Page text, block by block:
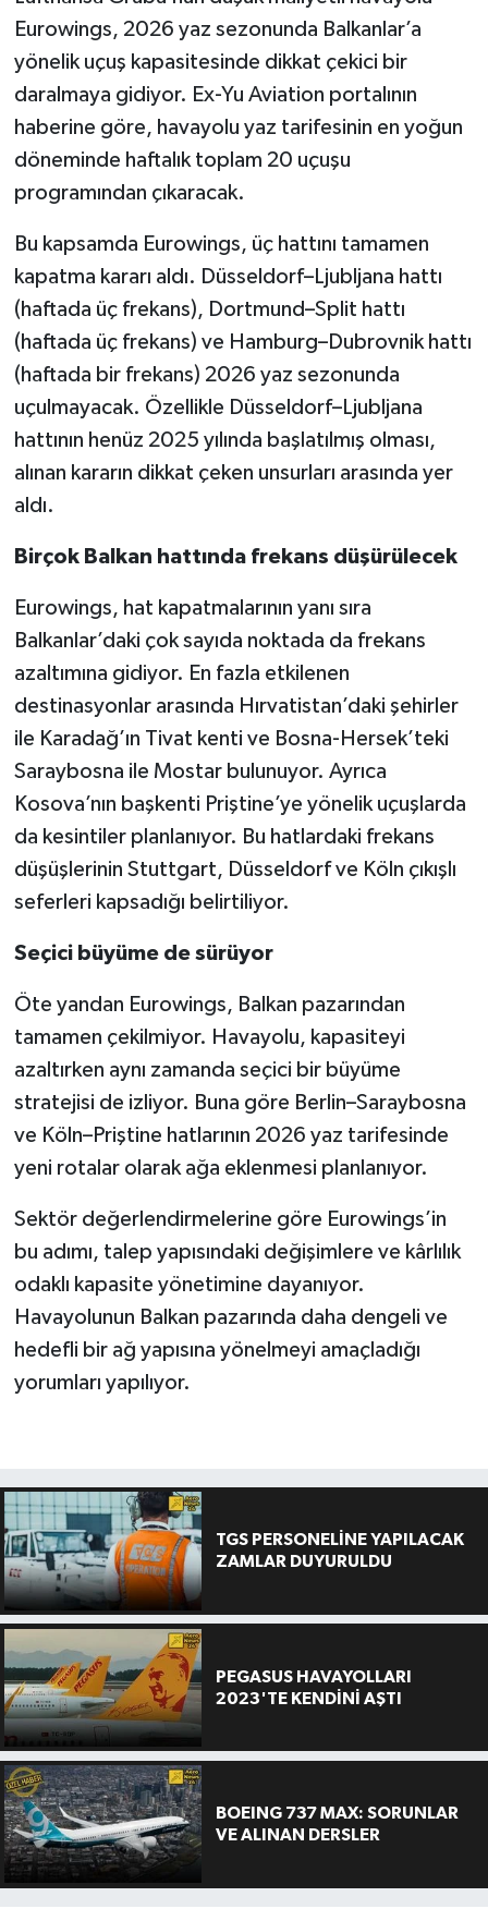
Eurowings, 2026 yaz sezonunda Balkanlar’a
yönelik uçuş kapasitesinde dikkat çekici bir
daralmaya gidiyor. Ex-Yu Aviation portalının
haberine göre, havayolu yaz tarifesinin en yoğun
döneminde haftalık toplam 20 uçuşu
programından çıkaracak.
Bu kapsamda Eurowings, üç hattını tamamen
kapatma kararı aldı. Düsseldorf–Ljubljana hattı
(haftada üç frekans), Dortmund–Split hattı
(haftada üç frekans) ve Hamburg–Dubrovnik hattı
(haftada bir frekans) 2026 yaz sezonunda
uçulmayacak. Özellikle Düsseldorf–Ljubljana
hattının henüz 2025 yılında başlatılmış olması,
alınan kararın dikkat çeken unsurları arasında yer
aldı.
Birçok Balkan hattında frekans düşürülecek
Eurowings, hat kapatmalarının yanı sıra
Balkanlar’daki çok sayıda noktada da frekans
azaltımına gidiyor. En fazla etkilenen
destinasyonlar arasında Hırvatistan’daki şehirler
ile Karadağ’ın Tivat kenti ve Bosna-Hersek’teki
Saraybosna ile Mostar bulunuyor. Ayrıca
Kosova’nın başkenti Priştine’ye yönelik uçuşlarda
da kesintiler planlanıyor. Bu hatlardaki frekans
düşüşlerinin Stuttgart, Düsseldorf ve Köln çıkışlı
seferleri kapsadığı belirtiliyor.
Seçici büyüme de sürüyor
Öte yandan Eurowings, Balkan pazarından
tamamen çekilmiyor. Havayolu, kapasiteyi
azaltırken aynı zamanda seçici bir büyüme
stratejisi de izliyor. Buna göre Berlin–Saraybosna
ve Köln–Priştine hatlarının 2026 yaz tarifesinde
yeni rotalar olarak ağa eklenmesi planlanıyor.
Sektör değerlendirmelerine göre Eurowings’in
bu adımı, talep yapısındaki değişimlere ve kârlılık
odaklı kapasite yönetimine dayanıyor.
Havayolunun Balkan pazarında daha dengeli ve
hedefli bir ağ yapısına yönelmeyi amaçladığı
yorumları yapılıyor.
TGS PERSONELİNE YAPILACAK
ZAMLAR DUYURULDU
PEGASUS HAVAYOLLARI
2023'TE KENDİNİ AŞTI
BOEING 737 MAX: SORUNLAR
VE ALINAN DERSLER